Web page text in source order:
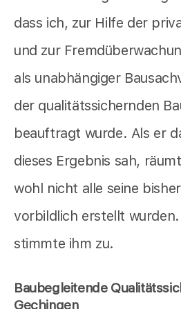
dass ich, zur Hilfe der
und zur
als unabhängiger
der qualitätssichernden
beauftragt wurde. Als er
dieses Ergebnis sah,
wohl nicht alle seine
vorbildlich erstellt
stimmte ihm zu.
Baubegleitende
Gechingen